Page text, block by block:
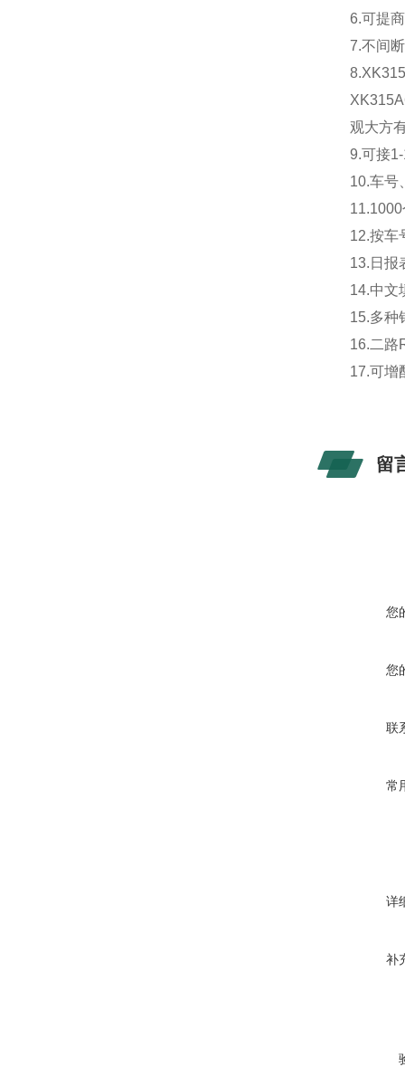
6.可提商
7.不间断
观大方
9.可接1-
10.车号
11.1000
12.按车
13.日报
14.中文
15.多种
16.二路
17.可增
留
您
您
联
常
详
补